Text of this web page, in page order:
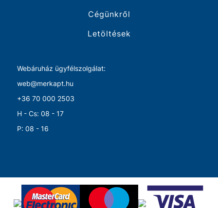
Cégünkről
Letöltések
Webáruház ügyfélszolgálat:
web@merkapt.hu
+36 70 000 2503
H - Cs: 08 - 17
P: 08 - 16